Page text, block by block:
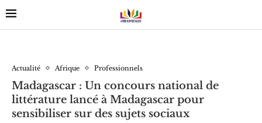
Actualité Afrique Professionnels
Madagascar : Un concours national de
littérature lancé à Madagascar pour
sensibiliser sur des sujets sociaux